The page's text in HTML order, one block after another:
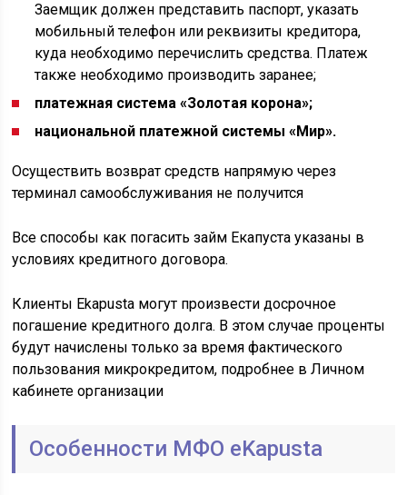
Заемщик должен представить паспорт, указать
мобильный телефон или реквизиты кредитора,
куда необходимо перечислить средства. Платеж
также необходимо производить заранее;
платежная система «Золотая корона»;
национальной платежной системы «Мир».
Осуществить возврат средств напрямую через
терминал самообслуживания не получится
Все способы как погасить займ Екапуста указаны в
условиях кредитного договора.
Клиенты Ekapusta могут произвести досрочное
погашение кредитного долга. В этом случае проценты
будут начислены только за время фактического
пользования микрокредитом, подробнее в Личном
кабинете организации
Особенности МФО eKapusta